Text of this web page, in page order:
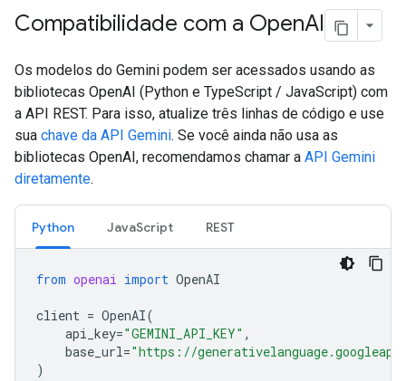
Compatibilidade com a OpenAI
Os modelos do Gemini podem ser acessados usando as
bibliotecas OpenAI (Python e TypeScript / JavaScript) com
a API REST. Para isso, atualize três linhas de código e use
sua chave da API Gemini. Se você ainda não usa as
bibliotecas OpenAI, recomendamos chamar a API Gemini
diretamente.
Python JavaScript REST
from openai import OpenAI
client = OpenAI(
api_key="GEMINI_API_KEY" ,
base_url="https://
)